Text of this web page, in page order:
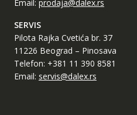
Email: prodaja@dalex.rs
SERVIS
Pilota Rajka Cvetića br. 37
11226 Beograd – Pinosava
Telefon: +381 11 390 8581
Email: servis@dalex.rs